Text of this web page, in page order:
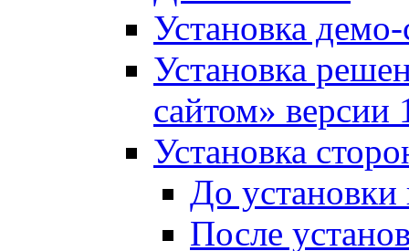
Установка
Установка
сайтом»
Установка
До установки
После